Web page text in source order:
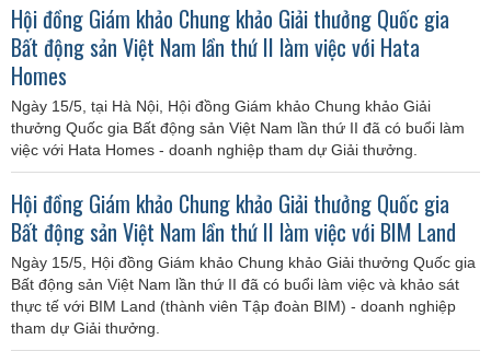
Hội đồng Giám khảo Chung khảo Giải thưởng Quốc gia
Bất động sản Việt Nam lần thứ II làm việc với Hata
Homes
Ngày 15/5, tại Hà Nội, Hội đồng Giám khảo Chung khảo Giải
thưởng Quốc gia Bất động sản Việt Nam lần thứ II đã có buổi làm
việc với Hata Homes - doanh nghiệp tham dự Giải thưởng.
Hội đồng Giám khảo Chung khảo Giải thưởng Quốc gia
Bất động sản Việt Nam lần thứ II làm việc với BIM Land
Ngày 15/5, Hội đồng Giám khảo Chung khảo Giải thưởng Quốc gia
Bất động sản Việt Nam lần thứ II đã có buổi làm việc và khảo sát
thực tế với BIM Land (thành viên Tập đoàn BIM) - doanh nghiệp
tham dự Giải thưởng.